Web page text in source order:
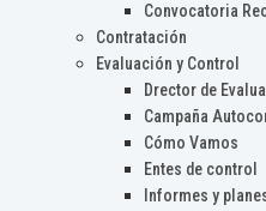
Convocatoria
Contratación
Evaluación y Control
Drector de
Campaña
Cómo Vamos
Entes de control
Informes y